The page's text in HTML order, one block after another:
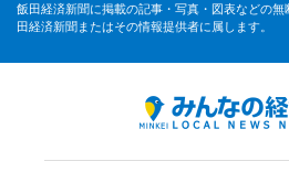
飯田経済新聞に掲載の記事・写真・図表などの
田経済新聞またはその情報提供者に属します。